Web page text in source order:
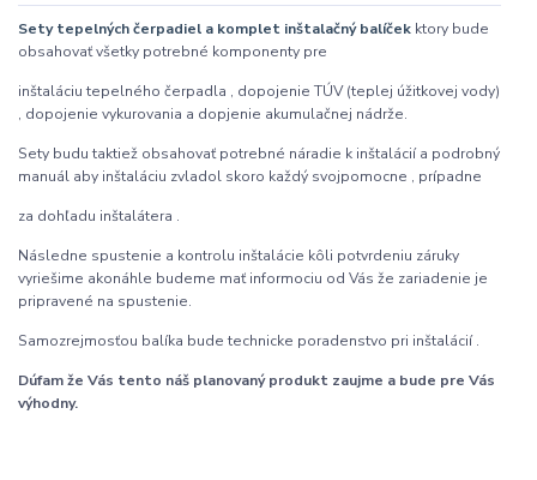
Sety tepelných čerpadiel a komplet inštalačný balíček ktory bude
obsahovať všetky potrebné komponenty pre
inštaláciu tepelného čerpadla , dopojenie TÚV (teplej úžitkovej vody)
, dopojenie vykurovania a dopjenie akumulačnej nádrže.
Sety budu taktiež obsahovať potrebné náradie k inštalácií a podrobný
manuál aby inštaláciu zvladol skoro každý svojpomocne , prípadne
za dohľadu inštalátera .
Následne spustenie a kontrolu inštalácie kôli potvrdeniu záruky
vyriešime akonáhle budeme mať informociu od Vás že zariadenie je
pripravené na spustenie.
Samozrejmosťou balíka bude technicke poradenstvo pri inštalácií .
Dúfam že Vás tento náš planovaný produkt zaujme a bude pre Vás
výhodny.